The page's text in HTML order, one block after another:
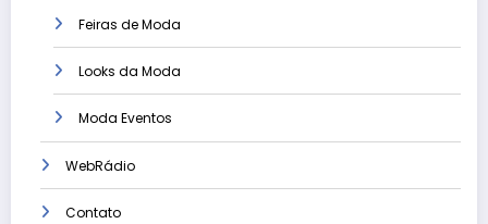
Feiras de Moda
Looks da Moda
Moda Eventos
WebRádio
Contato